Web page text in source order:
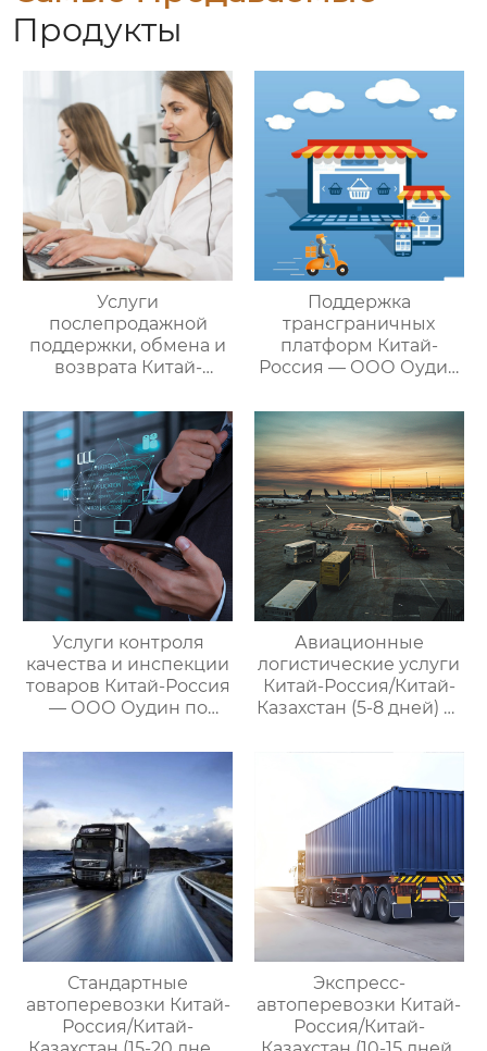
Продукты
Услуги
послепродажной
поддержки, обмена и
возврата Китай-
по управлению
международными
цепями поставок
Поддержка
трансграничных
платформ Китай-
Россия — ООО Оудин
международными
цепями поставок
Услуги контроля
качества и инспекции
товаров Китай-Россия
— ООО Оудин по
международными
Авиационные
логистические услуги
Китай-Россия/Китай-
Казахстан (5-8 дней) —
управлению
цепями поставок
Стандартные
автоперевозки Китай-
Россия/Китай-
Экспресс-
автоперевозки Китай-
Россия/Китай-